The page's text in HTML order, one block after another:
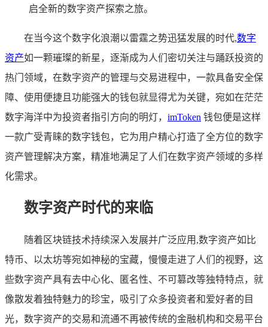
启全新的数字资产探索之旅。
在当今这个数字化浪潮以雷霆之势迅猛发展的时代,数字
资产如一颗璀璨的新星，逐渐成为人们密切关注与踊跃投资的
热门领域，在数字资产的管理与交易进程中，一款具备安全保
障、使用便捷且功能强大的钱包就显得尤为关键，宛如在茫茫
数字海洋中为投资者指引方向的明灯， imToken 钱包便是这样
一款广受青睐的数字钱包，它为用户精心打造了全方位的数字
资产管理解决方案，精准地满足了人们在数字资产领域的多样
化需求。
数字资产时代的来临
随着区块链技术持续深入发展并广泛应用,数字资产如比
特币、以太坊等宛如神秘的宝藏，慢慢走进了人们的视野，这
些数字资产具有去中心化、匿名性、不可篡改等独特特点，就
像散发着独特魅力的珍宝，吸引了众多投资者和爱好者的目
光，数字资产的交易和流通不再被传统的金融机构和交易平台